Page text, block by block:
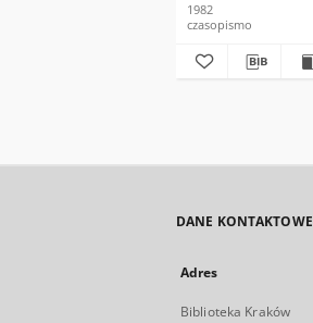
1982
czasopismo
DANE KONTAKTOWE
Adres
Biblioteka Kraków